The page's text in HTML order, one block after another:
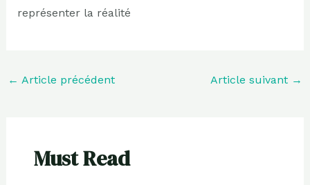
représenter la réalité
← Article précédent Article suivant →
Must Read